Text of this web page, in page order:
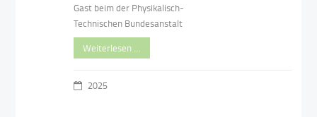
Gast beim der Physikalisch-
Technischen Bundesanstalt
Weiterlesen …
2025